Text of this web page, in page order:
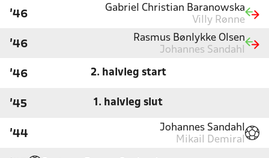
'46
Gabriel Christian Baranowska
Villy Rønne
'46
Rasmus Bønlykke Olsen
Johannes Sandahl
'46 2. halvleg start
'45 1. halvleg slut
'44
Johannes Sandahl
Mikail Demiral